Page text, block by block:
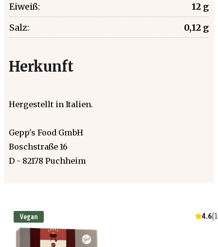
Eiweiß:
12 g
Salz:
0,12 g
Herkunft
Hergestellt in Italien.
Gepp's Food GmbH
Boschstraße 16
D - 82178 Puchheim
Vegan 4.6(